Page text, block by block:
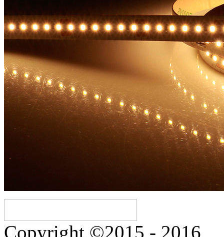
Copyright ©2015 - 2016